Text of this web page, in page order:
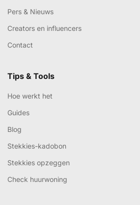
Pers & Nieuws
Creators en influencers
Contact
Tips & Tools
Hoe werkt het
Guides
Blog
Stekkies-kadobon
Stekkies opzeggen
Check huurwoning